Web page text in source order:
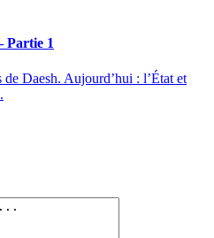
Partie 1
Daesh. Aujourd’hui : l’État et